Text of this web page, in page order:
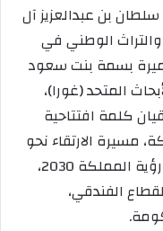
بن عبدالعزيز آل
الوطني في
بسمة بنت سعود
المتحد (غورا)،
كلمة افتتاحية
مسيرة الارتقاء نحو
المستقبل”، لإلقاء الضوء على أهداف رؤية المملكة 2030،
الفندقي،